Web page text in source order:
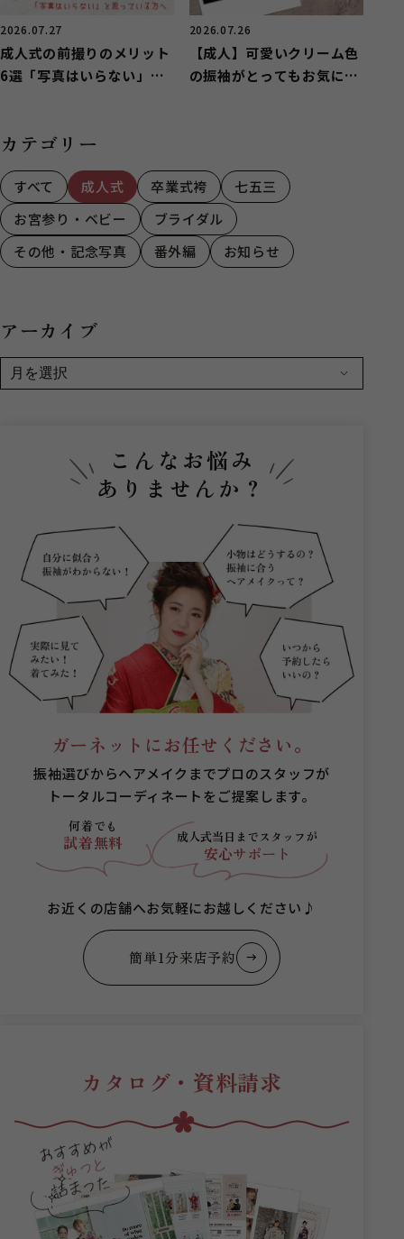
2026.07.27
成人式の前撮りのメリット
6選「写真はいらない」と
2026.07.26
【成人】可愛いクリーム色
の振袖がとってもお気に入
カテゴリー
すべて 成人式 卒業式袴
七五三
お宮参り・ベビー
ブライダル
その他・記念写真
番外編 お知らせ
アーカイブ
こんなお悩み
ありませんか？
ガーネットにお任せください。
振袖選びからヘアメイクまでプロのスタッフが
トータルコーディネートをご提案します。
何着でも
試着無料 成人式当日まで スタッフが
安心サポート
お近くの店舗へお気軽にお越しください♪
簡単1分来店予約
カタログ・資料請求